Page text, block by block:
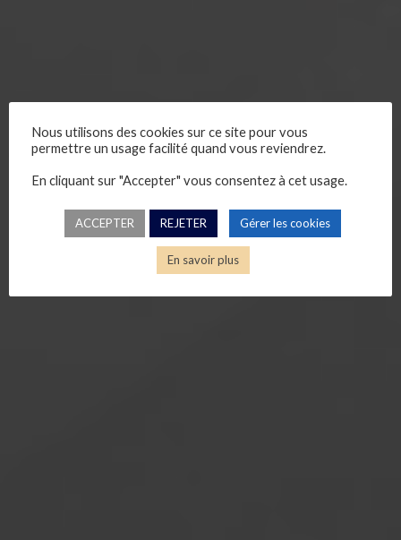
Nous utilisons des cookies sur ce site pour vous
permettre un usage facilité quand vous reviendrez.
En cliquant sur "Accepter" vous consentez à cet usage.
ACCEPTER REJETER Gérer les cookies
En savoir plus